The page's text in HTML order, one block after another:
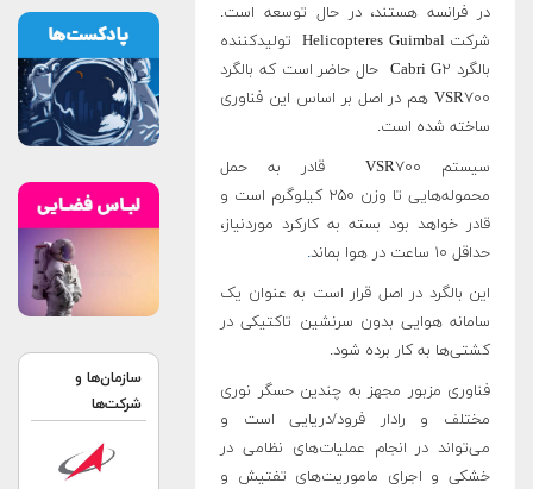
در فرانسه هستند، در حال توسعه است.
شرکت Helicopteres Guimbal تولیدکننده
بالگرد Cabri G۲ حال حاضر است که بالگرد
VSR۷۰۰ هم در اصل بر اساس این فناوری
ساخته شده است.
سیستم VSR۷۰۰ قادر به حمل
محموله‌هایی تا وزن ۲۵۰ کیلوگرم است و
قادر خواهد بود بسته به کارکرد موردنیاز،
حداقل ۱۰ ساعت در هوا بماند
.
این بالگرد در اصل قرار است به عنوان یک
سامانه هوایی بدون سرنشین تاکتیکی در
کشتی‌ها به کار برده شود.
فناوری مزبور مجهز به چندین حسگر نوری
مختلف و رادار فرود/دریایی است و
می‌تواند در انجام عملیات‌های نظامی در
خشکی و اجرای ماموریت‌های تفتیش و
سازمان‌ها و
شرکت‌ها